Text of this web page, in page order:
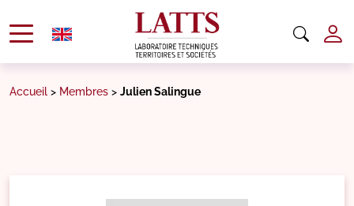
Accueil > Membres > Julien Salingue